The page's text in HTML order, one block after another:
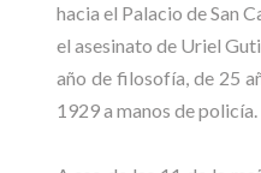
hacia el Palacio de San
el asesinato de Uriel
año de filosofía, de 25
1929 a manos de policía.